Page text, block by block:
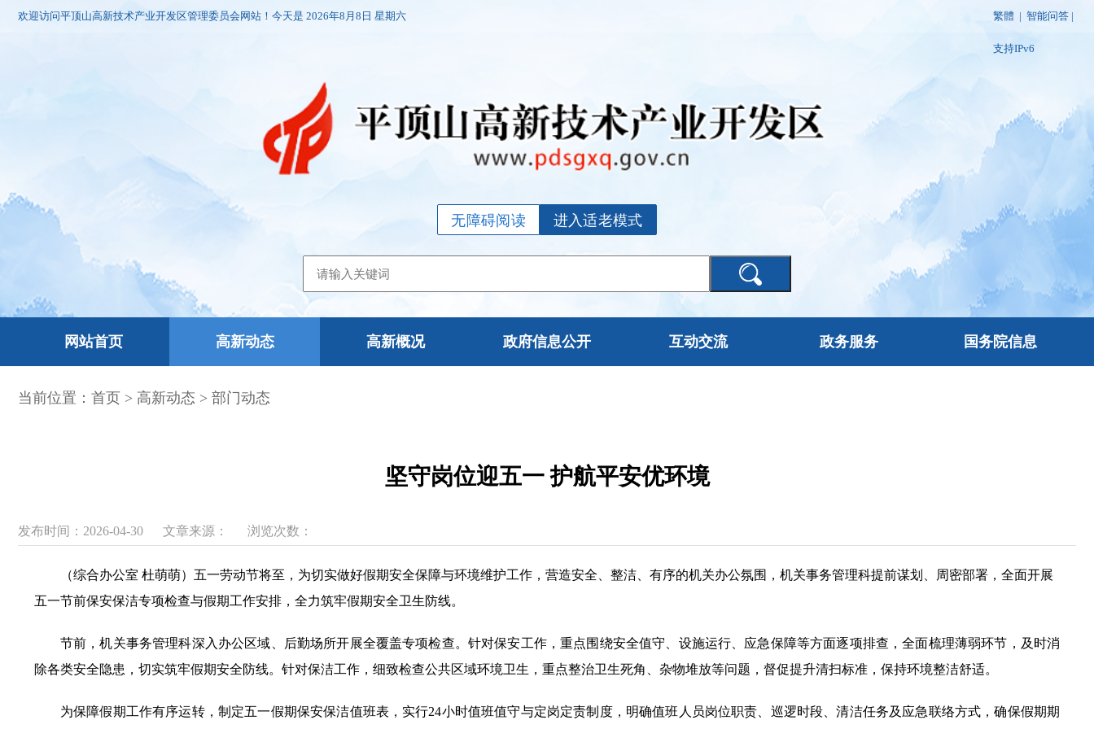
欢迎访问平顶山高新技术产业开发区管理委员会网站！今天是 2026年8月8日 星期六 繁體 | 智能问答 |
支持IPv6
进入适老模式
无障碍阅读
网站首页 高新动态 高新概况 政府信息公开 互动交流 政务服务 国务院信息
当前位置： 首页 > 高新动态 > 部门动态
坚守岗位迎五一 护航平安优环境
发布时间：2026-04-30 文章来源： 浏览次数：
（综合办公室 杜萌萌） 五一劳动节将至，为切实做好假期安全保障与环境维护工作，营造安全、整洁、有序的机关办公氛围，机关事务管理科提前谋划、周密部署，全面开展
五一节前保安保洁专项检查与假期工作安排，全力筑牢假期安全卫生防线。
节前，机关事务管理科深入办公区域、后勤场所开展全覆盖专项检查。针对保安工作，重点围绕安全值守、设施运行、应急保障等方面逐项排查，全面梳理薄弱环节，及时消
除各类安全隐患，切实筑牢假期安全防线。针对保洁工作，细致检查公共区域环境卫生，重点整治卫生死角、杂物堆放等问题，督促提升清扫标准，保持环境整洁舒适。
为保障假期工作有序运转，制定五一假期保安保洁值班表，实行24小时值班值守与定岗定责制度，明确值班人员岗位职责、巡逻时段、清洁任务及应急联络方式，确保假期期